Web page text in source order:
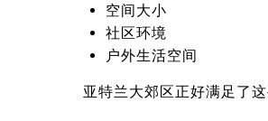
空间大小
社区环境
户外生活空间
亚特兰大郊区正好满足了这